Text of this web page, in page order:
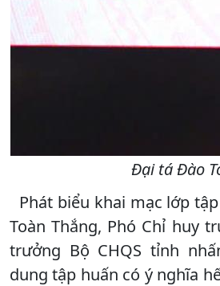
Đại tá Đào
Phát biểu khai mạc lớp
Toàn Thắng, Phó Chỉ huy
trưởng Bộ CHQS tỉnh
dung tập huấn có ý nghĩa